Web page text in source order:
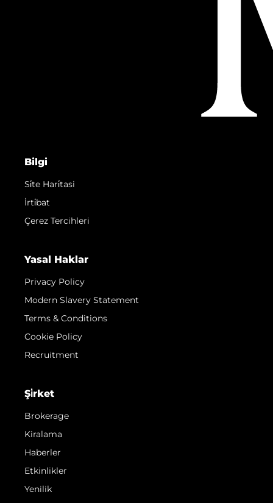
Bilgi
Si̇te Hari̇tasi
İrti̇bat
Çerez Tercihleri
Yasal Haklar
Privacy Policy
Modern Slavery Statement
Terms & Conditions
Cookie Policy
Recruitment
Şi̇rket
Brokerage
Kiralama
Haberler
Etkinlikler
Yenilik